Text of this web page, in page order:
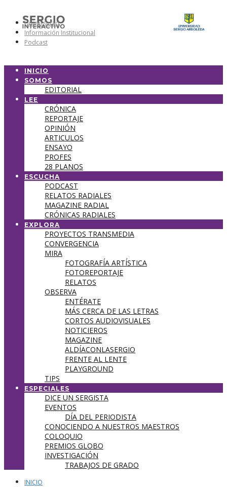
Universidad
Información Institucional
Podcast
INICIO
SOMOS
EDITORIAL
LEE
CRÓNICA
REPORTAJE
OPINIÓN
ARTICULOS
ENSAYO
PROFES
28 PLANOS
ESCUCHA
PODCAST
RELATOS RADIALES
MAGAZINE RADIAL
CRÓNICAS RADIALES
EXPLORA
PROYECTOS TRANSMEDIA
CONVERGENCIA
MIRA
FOTOGRAFÍA ARTÍSTICA
FOTOREPORTAJE
RELATOS
OBSERVA
ENTÉRATE
MÁS CERCA DE LAS LETRAS
CORTOS AUDIOVISUALES
NOTICIEROS
MAGAZINE
ALDÍACONLASERGIO
FRENTE AL LENTE
PLAYGROUND
TIPS
ESPECIALES
DICE UN SERGISTA
EVENTOS
DÍA DEL PERIODISTA
CONOCIENDO A NUESTROS MAESTROS
COLOQUIO
PREMIOS GLOBO
INVESTIGACIÓN
TRABAJOS DE GRADO
INICIO